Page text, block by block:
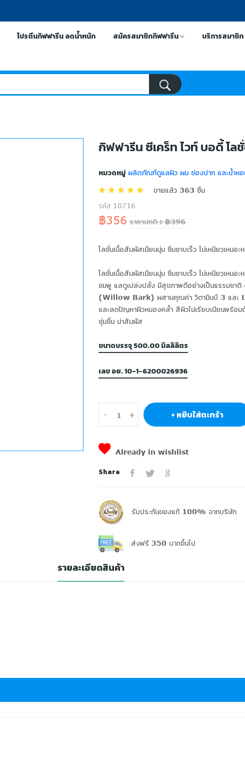
โปรตีนกิฟฟารีน ลดน้ำหนัก สมัครสมาชิกกิฟฟารีน บริการสมาชิก
กิฟฟารีน ซีเคร็ท ไวท์ บอดี้ โล
หมวดหมู่ ผลิตภัณฑ์ดูแลผิว ผม ช่องปาก และน้ำห
ขายแล้ว 363 ชิ้น
รหัส 10716
฿356 ราคาปกติ : ฿396
โลชั่นเนื้อสัมผัสเนียนนุ่ม ซึมซาบเร็ว ไม่เหนียวเหนอะห
โลชั่นเนื้อสัมผัสเนียนนุ่ม ซึมซาบเร็ว ไม่เหนียวเหนอ
ชมพู แลดูเปล่งปลั่ง มีสุขภาพดีอย่างเป็นธรรมช
(Willow Bark) ผสานคุณค่า วิตามินบี 3 และ
และลดปัญหาผิวหมองคล้ำ สีผิวไม่เรียบเนียนพร้อ
ชุ่มชื่น น่าสัมผัส
ขนาดบรรจุ 500.00 มิลลิลิตร
เลข อย. 10-1-6200026936
- + + หยิบใส่ตะกร้า
Already in wishlist
Share
รับประกันของแท้ 100% จากบริษัท
ส่งฟรี 350 บาทขึ้นไป
รายละเอียดสินค้า